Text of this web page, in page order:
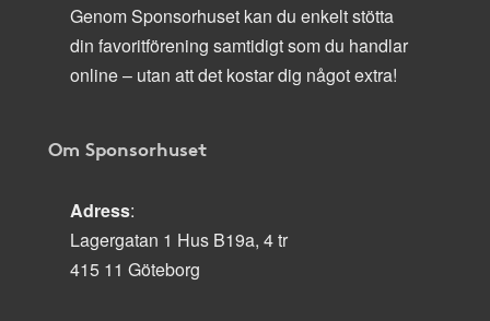
Genom Sponsorhuset kan du enkelt stötta
din favoritförening samtidigt som du handlar
online – utan att det kostar dig något extra!
Om Sponsorhuset
Adress:
Lagergatan 1 Hus B19a, 4 tr
415 11 Göteborg